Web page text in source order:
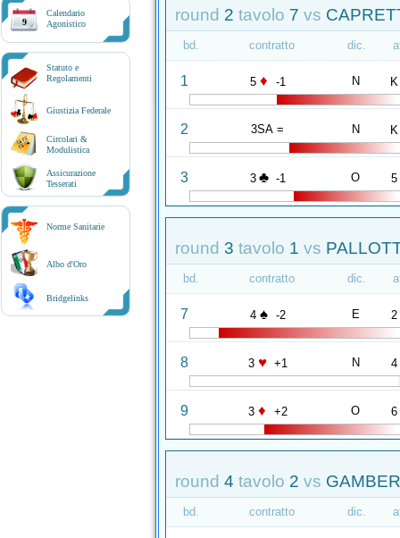
9
Calendario
Agonistico
Statuto e
Regolamenti
Giustizia Federale
Circolari &
Modulistica
Assicurazione
Tesserati
Norme Sanitarie
Albo d'Oro
Bridgelinks
round 2 tavolo 7 vs
bd. contratto dic.
1 5 ♦ -1 N K
2 3SA = N K
3 3 ♣ -1 O 5
round 3 tavolo 1 vs
bd. contratto dic.
7 4 ♠ -2 E 2
8 3 ♥ +1 N 4
9 3 ♦ +2 O 6
round 4 tavolo 2 vs
bd. contratto dic.